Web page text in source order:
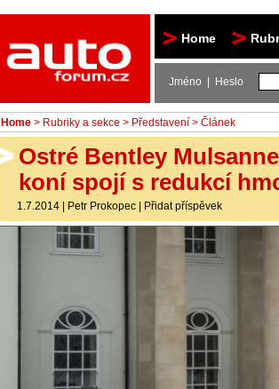
Home
Jméno | Heslo
Home > Rubriky a sekce > Představení > Článek
Ostré Bentley
koní spojí s redukcí
1.7.2014 | Petr Prokopec | Přidat příspěvek